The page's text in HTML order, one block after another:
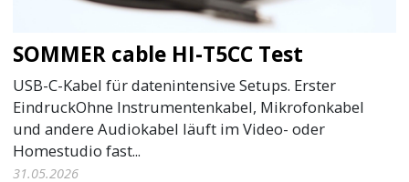
SOMMER cable HI-T5CC Test
USB-C-Kabel für datenintensive Setups. Erster
EindruckOhne Instrumentenkabel, Mikrofonkabel
und andere Audiokabel läuft im Video- oder
Homestudio fast...
31.05.2026